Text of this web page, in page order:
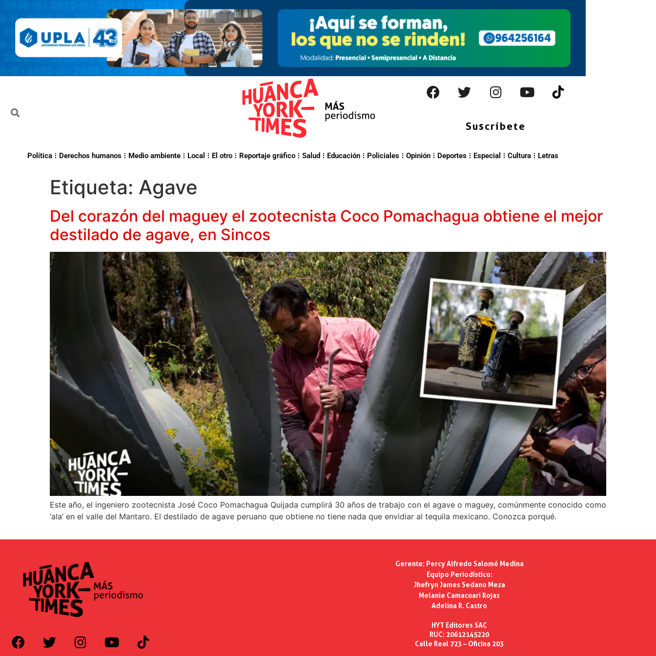
Suscríbete
Política Derechos humanos Medio ambiente Local El otro Reportaje gráfico Salud Educación Policiales Opinión Deportes Especial Cultura Letras
Etiqueta: Agave
Del corazón del maguey el zootecnista Coco Pomachagua obtiene el mejor
destilado de agave, en Sincos
Este año, el ingeniero zootecnista José Coco Pomachagua Quijada cumplirá 30 años de trabajo con el agave o maguey, comúnmente conocido como
‘ala’ en el valle del Mantaro. El destilado de agave peruano que obtiene no tiene nada que envidiar al tequila mexicano. Conozca porqué.
Gerente: Percy Alfredo Salomé Medina
Equipo Periodístico:
Jhefryn James Sedano Meza
Melanie Camacuari Rojas
Adelina R. Castro
HYT Editores SAC
RUC: 20612145220
Calle Real 723 – Oficina 203